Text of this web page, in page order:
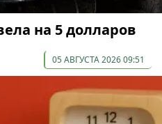
на 5 долларов
05 АВГУСТА 2026 09:51